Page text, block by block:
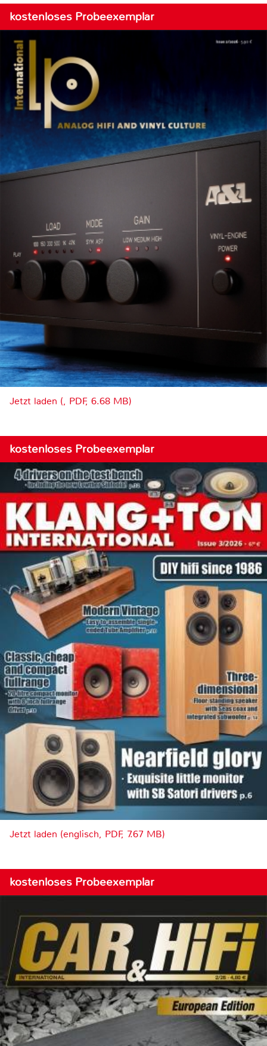
kostenloses Probeexemplar
Jetzt laden (, PDF, 6.68 MB)
kostenloses Probeexemplar
Jetzt laden (englisch, PDF, 7.67 MB)
kostenloses Probeexemplar